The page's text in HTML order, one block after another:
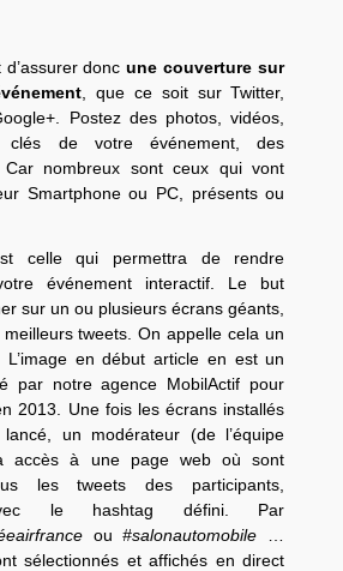
d’assurer doncune couverture sur
, que ce soit sur Twitter,
Postez des photos, vidéos,
clés de votre événement, des
Car nombreux sont ceux qui vont
Smartphone ou PC, présents ou
celle qui permettra de rendre
événement interactif. Le but
sur un ou plusieurs écrans géants,
tweets. On appelle cela un
en début article en est un
par notre agence MobilActif pour
2013. Une fois les écrans installés
lancé, un modérateur (de l’équipe
accès à une page web où sont
les tweets des participants,
le hashtag défini. Par
ou#salonautomobile
sélectionnés et affichés en direct